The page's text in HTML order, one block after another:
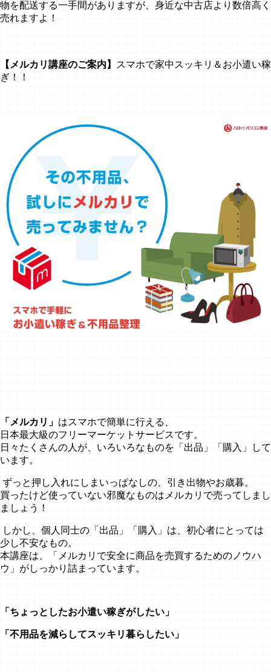
物を配送する一手間がありますが、身近な中古店より数倍高く
売れますよ！
【メルカリ講座のご案内】
スマホで家中スッキリ＆お小遣い稼
ぎ！！
「メルカリ」 はスマホで簡単に行える、
日本最大級のフリーマーケットサービスです。
日々たくさんの人が、いろいろなものを「出品」「購入」して
います。
ずっと押し入れにしまいっぱなしの、引き出物やお歳暮。
買ったけど使っていない邪魔なものはメルカリで売ってしまし
ましょう！
しかし、個人同士の「出品」「購入」は、初心者にとっては
少し不安なもの。
本講座は、「メルカリで安全に商品を売買するためのノウハ
ウ」がしっかり詰まっています。
「ちょっとしたお小遣い稼ぎがしたい」
「不用品を減らしてスッキリ暮らしたい」